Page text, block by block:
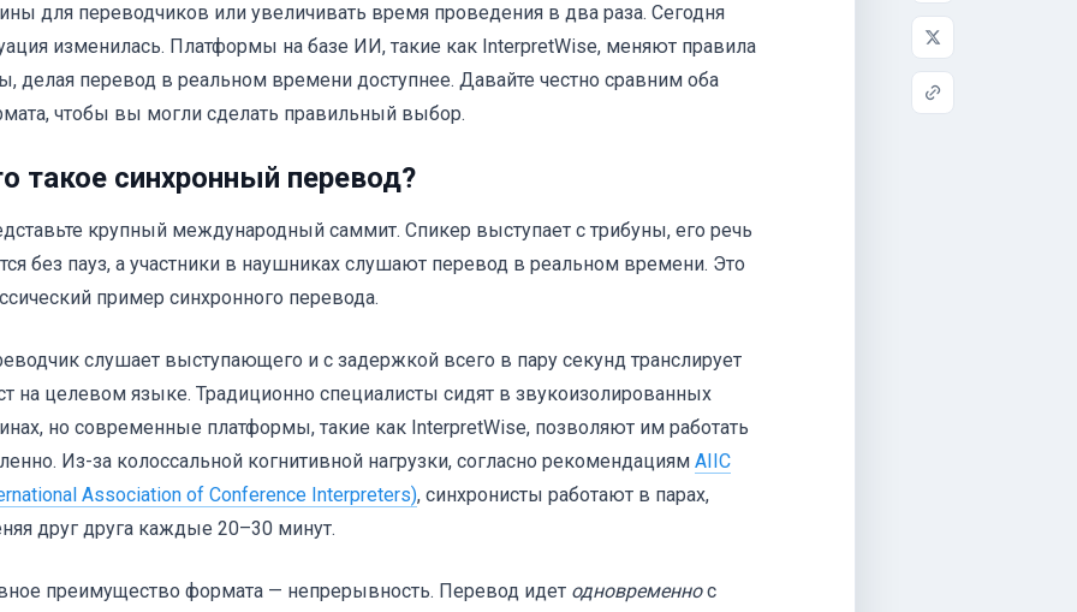
для переводчиков или увеличивать время проведения в два раза. Сегодня
изменилась. Платформы на базе ИИ, такие как InterpretWise, меняют правила
делая перевод в реальном времени доступнее. Давайте честно сравним оба
чтобы вы могли сделать правильный выбор.
такое синхронный перевод?
крупный международный саммит. Спикер выступает с трибуны, его речь
без пауз, а участники в наушниках слушают перевод в реальном времени. Это
пример синхронного перевода.
слушает выступающего и с задержкой всего в пару секунд транслирует
на целевом языке. Традиционно специалисты сидят в звукоизолированных
но современные платформы, такие как InterpretWise, позволяют им работать
Из-за колоссальной когнитивной нагрузки, согласно рекомендациям AIIC
Association of Conference Interpreters), синхронисты работают в парах,
друг друга каждые 20–30 минут.
преимущество формата — непрерывность. Перевод идет одновременнос